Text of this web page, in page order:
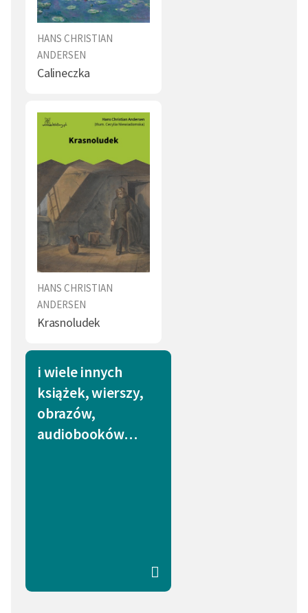
HANS CHRISTIAN
ANDERSEN
Calineczka
HANS CHRISTIAN
ANDERSEN
Krasnoludek
i wiele innych
książek, wierszy,
obrazów,
audiobooków…